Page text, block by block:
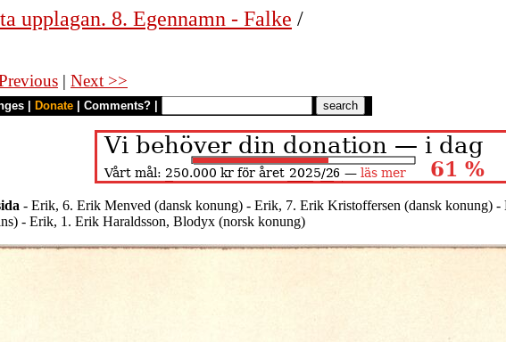
upplagan. 8. Egennamn - Falke /
| Next >>
Donate Comments?
- Erik, 6. Erik Menved (dansk konung) - Erik, 7. Erik Kristoffersen (dansk konung)
- Erik, 1. Erik Haraldsson, Blodyx (norsk konung)